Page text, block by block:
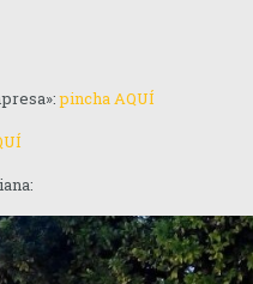
pincha AQUÍ